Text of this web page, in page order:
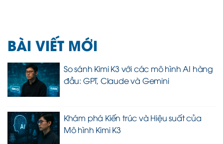
BÀI VIẾT MỚI
So sánh Kimi K3 với các mô hình AI hàng
đầu: GPT, Claude và Gemini
Khám phá Kiến trúc và Hiệu suất của
Mô hình Kimi K3